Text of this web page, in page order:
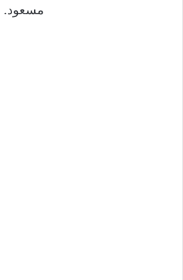
مسعود.